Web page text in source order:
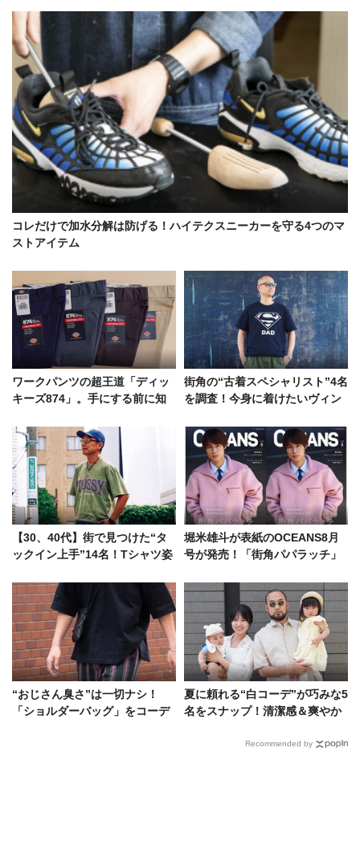
コレだけで加水分解は防げる！ハイテクスニーカーを守る4つのマ
ストアイテム
ワークパンツの超王道「ディッ
キーズ874」。手にする前に知
メカラー
街角の“古着スペシャリスト”4名
を調査！今身に着けたいヴィン
【30、40代】街で見つけた“タ
ックイン上手”14名！Tシャツ姿
堀米雄斗が表紙のOCEANS8月
号が発売！「街角パパラッチ」
登場
“おじさん臭さ”は一切ナシ！
「ショルダーバッグ」をコーデ
夏に頼れる“白コーデ”が巧みな5
名をスナップ！清潔感＆爽やか
Recommended by